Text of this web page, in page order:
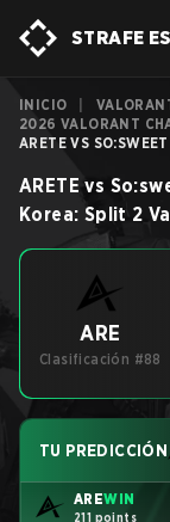
STRAFE
INICIO
2026 VALORANT
ARETE VS
ARETE vs
Korea: Split 2
ARE
Clasificación #88
TU PREDICCIÓN
AREWIN
211 points